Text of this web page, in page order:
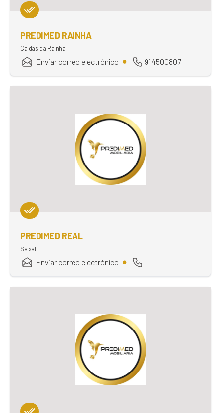
PREDIMED RAINHA
Caldas da Rainha
Enviar correo electrónico 914500807
PREDIMED REAL
Seixal
Enviar correo electrónico